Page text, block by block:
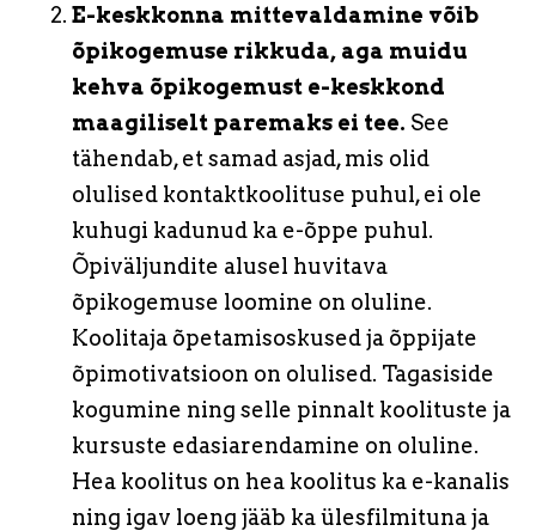
E-keskkonna mittevaldamine võib
õpikogemuse rikkuda, aga muidu
kehva õpikogemust e-keskkond
maagiliselt paremaks ei tee. See
tähendab, et samad asjad, mis olid
olulised kontaktkoolituse puhul, ei ole
kuhugi kadunud ka e-õppe puhul.
Õpiväljundite alusel huvitava
õpikogemuse loomine on oluline.
Koolitaja õpetamisoskused ja õppijate
õpimotivatsioon on olulised. Tagasiside
kogumine ning selle pinnalt koolituste ja
kursuste edasiarendamine on oluline.
Hea koolitus on hea koolitus ka e-kanalis
ning igav loeng jääb ka ülesfilmituna ja